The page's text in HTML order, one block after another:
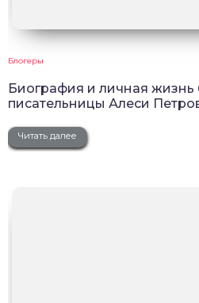
Блогеры
Биография и личная жизнь
писательницы Алеси
Читать далее